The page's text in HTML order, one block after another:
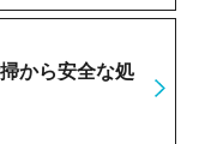
から安全な処